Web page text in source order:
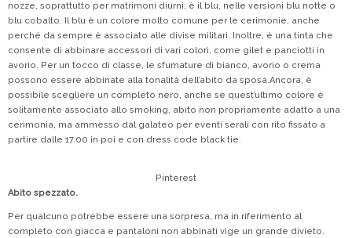
nozze, soprattutto per matrimoni diurni, è il blu, nelle versioni blu notte o
blu cobalto. Il blu è un colore molto comune per le cerimonie, anche
perché da sempre è associato alle divise militari. Inoltre, è una tinta che
consente di abbinare accessori di vari colori, come gilet e panciotti in
avorio. Per un tocco di classe, le sfumature di bianco, avorio o crema
possono essere abbinate alla tonalità dell’abito da sposa.Ancora, è
possibile scegliere un completo nero, anche se quest’ultimo colore è
solitamente associato allo smoking, abito non propriamente adatto a una
cerimonia, ma ammesso dal galateo per eventi serali con rito fissato a
partire dalle 17.00 in poi e con dress code black tie.
Pinterest
Abito spezzato.
Per qualcuno potrebbe essere una sorpresa, ma in riferimento al
completo con giacca e pantaloni non abbinati vige un grande divieto.